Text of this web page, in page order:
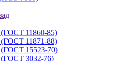
(ГОСТ 11860-85)
(ГОСТ 11871-88)
(ГОСТ 15523-70)
(ГОСТ 3032-76)